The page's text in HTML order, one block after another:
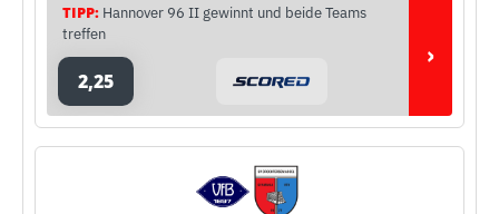
TIPP: Hannover 96 II gewinnt und beide Teams
treffen
2,25
›